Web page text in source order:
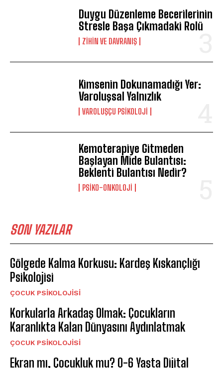
Duygu Düzenleme Becerilerinin
Stresle Başa Çıkmadaki Rolü
⁠ZIHIN VE DAVRANIŞ
Kimsenin Dokunamadığı Yer:
Varoluşsal Yalnızlık
VAROLUŞÇU PSIKOLOJI
Kemoterapiye Gitmeden
Başlayan Mide Bulantısı:
Beklenti Bulantısı Nedir?
PSIKO-ONKOLOJI
SON YAZILAR
Gölgede Kalma Korkusu: Kardeş Kıskançlığı
Psikolojisi
ÇOCUK PSIKOLOJISI
Korkularla Arkadaş Olmak: Çocukların
Karanlıkta Kalan Dünyasını Aydınlatmak
ÇOCUK PSIKOLOJISI
Ekran mı, Çocukluk mu? 0-6 Yaşta Dijital